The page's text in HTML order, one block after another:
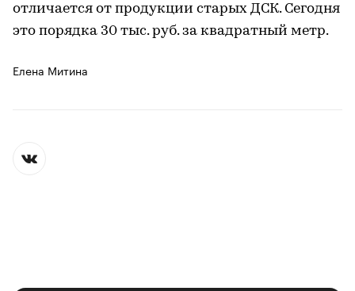
отличается от продукции старых ДСК. Сегодня
это порядка 30 тыс. руб. за квадратный метр.
Елена Митина